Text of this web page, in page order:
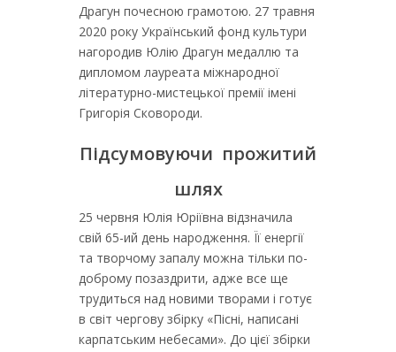
Драгун почесною грамотою. 27 травня
2020 року Український фонд культури
нагородив Юлію Драгун медаллю та
дипломом лауреата міжнародної
літературно-мистецької премії імені
Григорія Сковороди.
Підсумовуючи прожитий
шлях
25 червня Юлія Юріївна відзначила
свій 65-ий день народження. Її енергії
та творчому запалу можна тільки по-
доброму позаздрити, адже все ще
трудиться над новими творами і готує
в світ чергову збірку «Пісні, написані
карпатським небесами». До цієї збірки